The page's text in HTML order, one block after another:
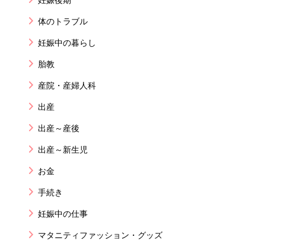
体のトラブル
妊娠中の暮らし
胎教
産院・産婦人科
出産
出産～産後
出産～新生児
お金
手続き
妊娠中の仕事
マタニティファッション・グッズ